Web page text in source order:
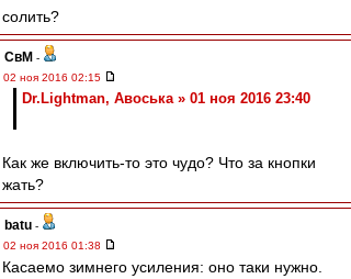
солить?
СвМ -
02 ноя 2016 02:15
Dr.Lightman, Авоська » 01 ноя 2016 23:40
Как же включить-то это чудо? Что за кнопки
жать?
batu -
02 ноя 2016 01:38
Касаемо зимнего усиления: оно таки нужно.